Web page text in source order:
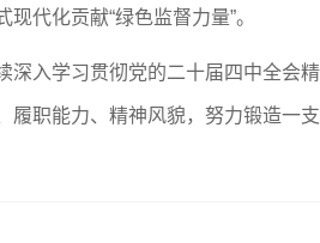
代化贡献“绿色监督力量”。
入学习贯彻党的二十届四中全会
职能力、精神风貌，努力锻造一